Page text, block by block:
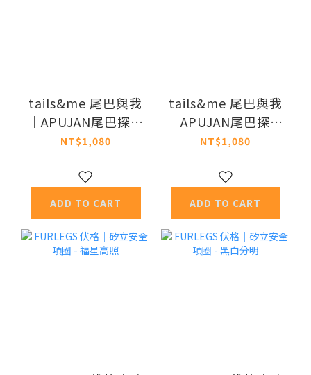
tails&me 尾巴與我
｜APUJAN尾巴探險
記 墨點高領背心—
NT$1,080
ADD TO CART
tails&me 尾巴與我
｜APUJAN尾巴探險
記 墨點高領背心—
NT$1,080
ADD TO CART